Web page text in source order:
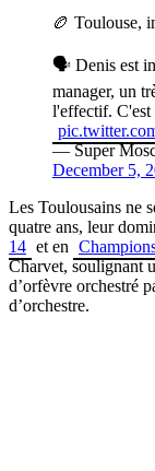
🏉 Toulouse,
🗣️ Denis est
manager, un
l'effectif.
— Super
December 5,
Les Toulousains ne
quatre ans, leur
14 et en
Charvet, soulignant
d’orfèvre orchestré
d’orchestre.